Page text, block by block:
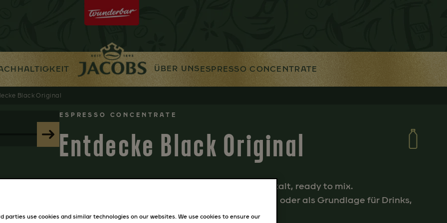
ÜBER UNSESPRESSO CONCENTRATE
Black Original
ESPRESSO CONCENTRATE
Entdecke Black Original
Black Original Espresso Concentrate – heiß oder kalt, ready to mix.
Pur und unkompliziert mit einer Milch deiner Wahl oder als Grundlage für Drinks,
die dich länger wach halten.
parties use cookies and similar technologies on our websites. We use cookies to ensure our